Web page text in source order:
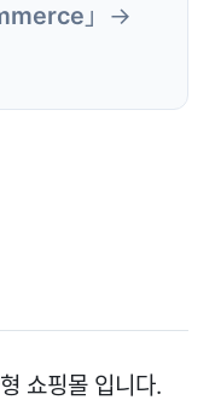
」→
쇼핑몰 입니다.